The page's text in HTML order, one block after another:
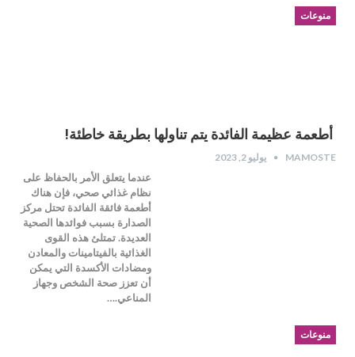
منوعات
أطعمة عظيمة الفائدة يتم تناولها بطريقة خاطئة!
MAMOSTE يوليو 2, 2023
عندما يتعلق الأمر بالحفاظ على
نظام غذائي صحي، فإن هناك
أطعمة فائقة الفائدة تحتل مركز
الصدارة بسبب فوائدها الصحية
العديدة. تمتلئ هذه القوى
الغذائية بالفيتامينات والمعادن
ومضادات الأكسدة التي يمكن
أن تعزز صحة الشخص وجهاز
المناعي.…
منوعات